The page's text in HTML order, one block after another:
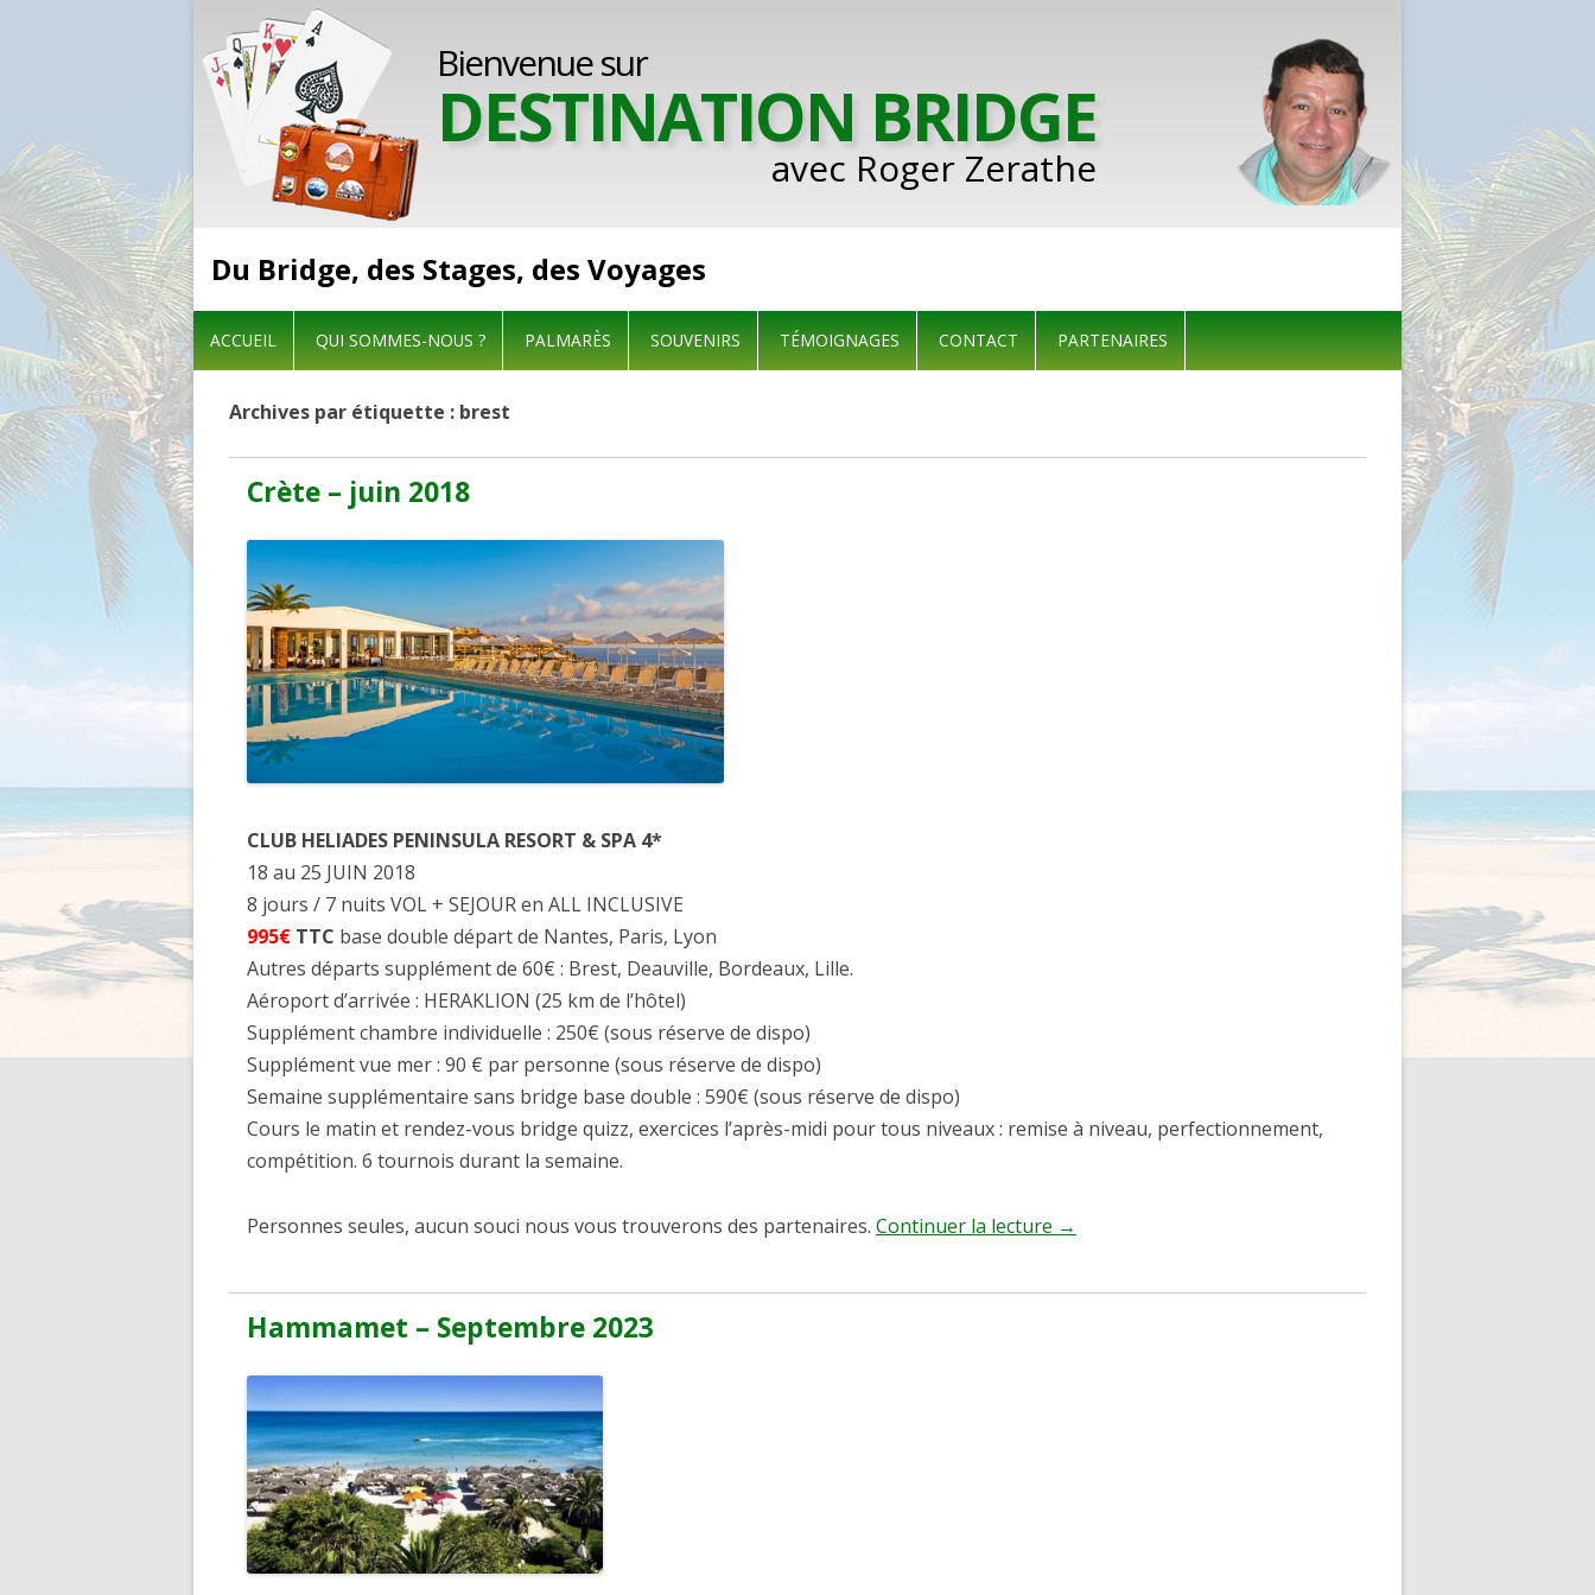
Bienvenue sur
DESTINATION BRIDGE
avec Roger Zerathe
Du Bridge, des Stages, des Voyages Aller au contenu
ACCUEIL QUI SOMMES-NOUS ? PALMARÈS SOUVENIRS TÉMOIGNAGES CONTACT PARTENAIRES
Archives par étiquette : brest
Crète – juin 2018
CLUB HELIADES PENINSULA RESORT & SPA 4*
18 au 25 JUIN 2018
8 jours / 7 nuits VOL + SEJOUR en ALL INCLUSIVE
995€ TTC base double départ de Nantes, Paris, Lyon
Autres départs supplément de 60€ : Brest, Deauville, Bordeaux, Lille.
Aéroport d’arrivée : HERAKLION (25 km de l’hôtel)
Supplément chambre individuelle : 250€ (sous réserve de dispo)
Supplément vue mer : 90 € par personne (sous réserve de dispo)
Semaine supplémentaire sans bridge base double : 590€ (sous réserve de dispo)
Cours le matin et rendez-vous bridge quizz, exercices l’après-midi pour tous niveaux : remise à niveau, perfectionnement,
compétition. 6 tournois durant la semaine.
Personnes seules, aucun souci nous vous trouverons des partenaires. Continuer la lecture →
Hammamet – Septembre 2023